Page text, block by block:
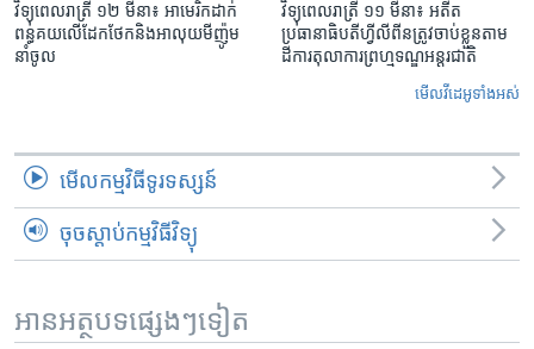
វិទ្យុពេលរាត្រី ១២ មីនា៖ អាមេរិក​ដាក់​
ពន្ធគយ​លើ​ដែកថែក​និង​អាលុយ​មីញ៉ូម​
នាំចូល
វិទ្យុពេលរាត្រី ១១ មីនា៖ អតីត​
ប្រធានាធិបតីហ្វីលីពីន​ត្រូវ​ចាប់ខ្លួនតាម
ដីការ​តុលាការ​ព្រហ្មទណ្ឌ​អន្តរជាតិ
មើល​វីដេអូ​ទាំង​អស់
មើល​កម្មវិធី​ទូរទស្សន៍
ចុចស្តាប់កម្មវិធីវិទ្យុ
អានអត្ថបទផ្សេងៗទៀត